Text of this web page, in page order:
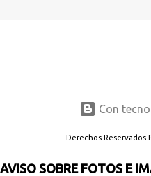
Con
Derechos Reservados
AVISO SOBRE FOTOS E